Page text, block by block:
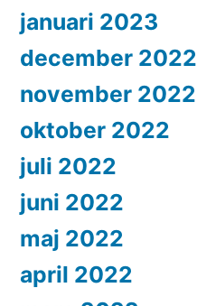
januari 2023
december 2022
november 2022
oktober 2022
juli 2022
juni 2022
maj 2022
april 2022